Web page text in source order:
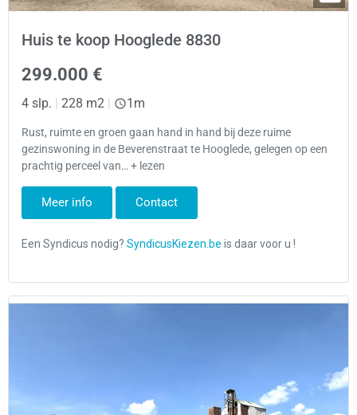
Huis te koop Hooglede 8830
299.000 €
4 slp. | 228 m2 | 1m
Rust, ruimte en groen gaan hand in hand bij deze ruime
gezinswoning in de Beverenstraat te Hooglede, gelegen op een
prachtig perceel van… + lezen
Meer info Contact